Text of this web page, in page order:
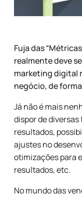
Fuja das
realmente deve
marketing digital
negócio, de
Já não é mais
dispor de
resultados,
ajustes no
otimizações para
resultados, etc.
No mundo das